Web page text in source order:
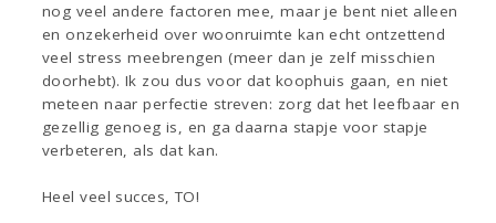
nog veel andere factoren mee, maar je bent niet alleen
en onzekerheid over woonruimte kan echt ontzettend
veel stress meebrengen (meer dan je zelf misschien
doorhebt). Ik zou dus voor dat koophuis gaan, en niet
meteen naar perfectie streven: zorg dat het leefbaar en
gezellig genoeg is, en ga daarna stapje voor stapje
verbeteren, als dat kan.
Heel veel succes, TO!